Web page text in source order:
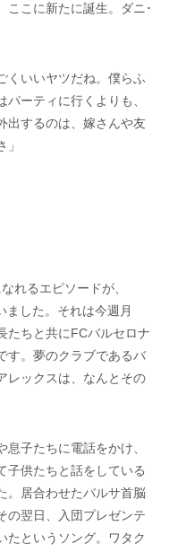
ここに新たに誕生。ダニ･
くいいヤツだね。僕らふ
ーティに行くよりも、
出するのは、嫁さんや友
れるエピソードが、
ました。それは今週月
たちと共にFCバルセロナ
す。夢のクラブであるバ
レックスは、なんとその
子たちに電話をかけ、
子供たちと話をしている
。居合わせたバルサ首脳
の翌日、入団プレゼンテ
たというソング。ワタク